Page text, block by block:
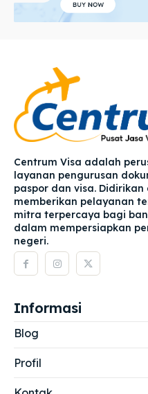
Centrum Visa adalah
layanan pengurusan
paspor dan visa.
memberikan pelayanan
mitra terpercaya bagi
dalam mempersiapkan
negeri.
Informasi
Blog
Profil